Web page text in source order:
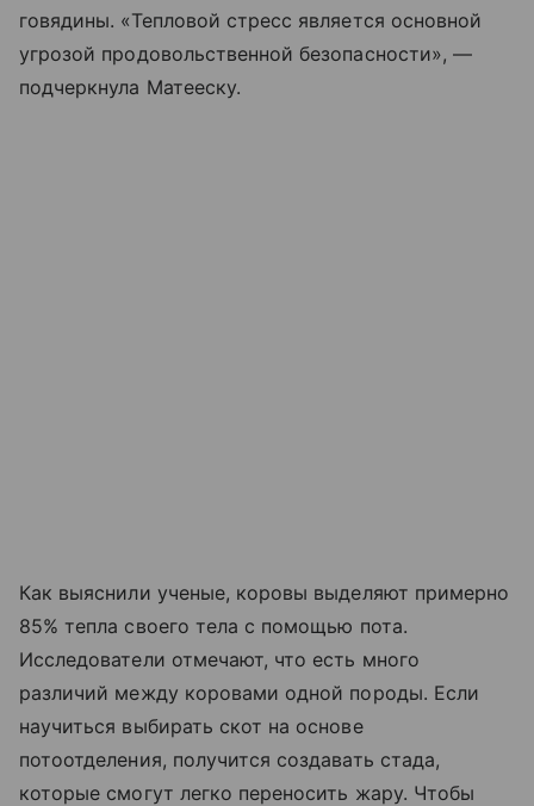
говядины. «Тепловой стресс является основной
угрозой продовольственной безопасности», —
подчеркнула Матееску.
Как выяснили ученые, коровы выделяют примерно
85% тепла своего тела с помощью пота.
Исследователи отмечают, что есть много
различий между коровами одной породы. Если
научиться выбирать скот на основе
потоотделения, получится создавать стада,
которые смогут легко переносить жару. Чтобы